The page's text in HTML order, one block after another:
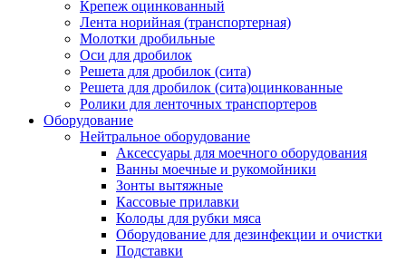
Крепеж оцинкованный
Лента норийная (транспортерная)
Молотки дробильные
Оси для дробилок
Решета для дробилок (сита)
Решета для дробилок (сита)оцинкованные
Ролики для ленточных транспортеров
Оборудование
Нейтральное оборудование
Аксессуары для моечного оборудования
Ванны моечные и рукомойники
Зонты вытяжные
Кассовые прилавки
Колоды для рубки мяса
Оборудование для дезинфекции и очистки
Подставки